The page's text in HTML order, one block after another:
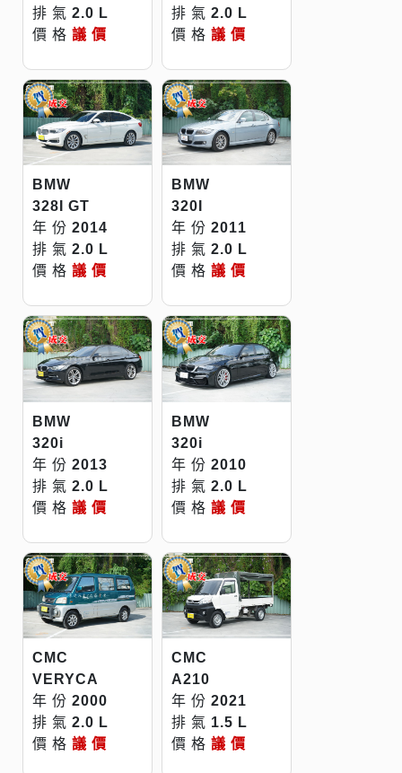
排 氣 2.0 L
價 格 議 價
排 氣 2.0 L
價 格 議 價
BMW
328I GT
年 份 2014
排 氣 2.0 L
價 格 議 價
BMW
320I
年 份 2011
排 氣 2.0 L
價 格 議 價
BMW
320i
年 份 2013
排 氣 2.0 L
價 格 議 價
BMW
320i
年 份 2010
排 氣 2.0 L
價 格 議 價
CMC
VERYCA
年 份 2000
排 氣 2.0 L
價 格 議 價
CMC
A210
年 份 2021
排 氣 1.5 L
價 格 議 價